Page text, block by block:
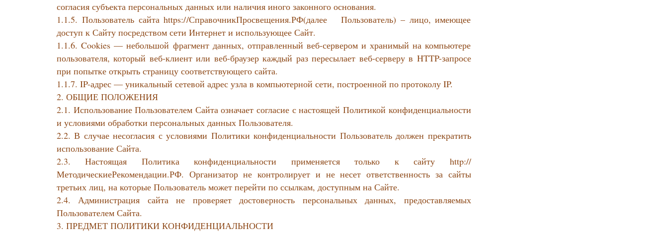
согласия субъекта персональных данных или наличия иного законного основания.
1.1.5. Пользователь сайта https://СправочникПросвещения.РФ(далее Пользователь) – лицо, имеющее
доступ к Сайту посредством сети Интернет и использующее Сайт.
1.1.6. Cookies — небольшой фрагмент данных, отправленный веб-сервером и хранимый на компьютере
пользователя, который веб-клиент или веб-браузер каждый раз пересылает веб-серверу в HTTP-запросе
при попытке открыть страницу соответствующего сайта.
1.1.7. IP-адрес — уникальный сетевой адрес узла в компьютерной сети, построенной по протоколу IP.
2. ОБЩИЕ ПОЛОЖЕНИЯ
2.1. Использование Пользователем Сайта означает согласие с настоящей Политикой конфиденциальности
и условиями обработки персональных данных Пользователя.
2.2. В случае несогласия с условиями Политики конфиденциальности Пользователь должен прекратить
использование Сайта.
2.3. Настоящая Политика конфиденциальности применяется только к сайту http://
МетодическиеРекомендации.РФ. Организатор не контролирует и не несет ответственность за сайты
третьих лиц, на которые Пользователь может перейти по ссылкам, доступным на Сайте.
2.4. Администрация сайта не проверяет достоверность персональных данных, предоставляемых
Пользователем Сайта.
3. ПРЕДМЕТ ПОЛИТИКИ КОНФИДЕНЦИАЛЬНОСТИ